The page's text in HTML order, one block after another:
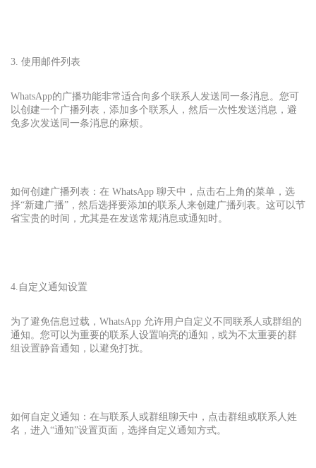
3. 使用邮件列表
WhatsApp的广播功能非常适合向多个联系人发送同一条消息。您可
以创建一个广播列表，添加多个联系人，然后一次性发送消息，避
免多次发送同一条消息的麻烦。
如何创建广播列表：在 WhatsApp 聊天中，点击右上角的菜单，选
择“新建广播”，然后选择要添加的联系人来创建广播列表。这可以节
省宝贵的时间，尤其是在发送常规消息或通知时。
4.自定义通知设置
为了避免信息过载，WhatsApp 允许用户自定义不同联系人或群组的
通知。您可以为重要的联系人设置响亮的通知，或为不太重要的群
组设置静音通知，以避免打扰。
如何自定义通知：在与联系人或群组聊天中，点击群组或联系人姓
名，进入“通知”设置页面，选择自定义通知方式。